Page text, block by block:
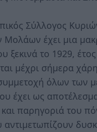
Σύλλογος
Μολάων έχει μια
ξεκινά το 1929,
μέχρι σήμερα
όλων των
έχει ως
παρηγοριά του